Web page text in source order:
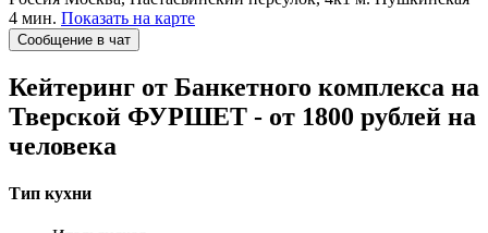
4 мин. Показать на карте
Сообщение в чат
Кейтеринг от Банкетного комплекса на
Тверской ФУРШЕТ - от 1800 рублей на
человека
Тип кухни